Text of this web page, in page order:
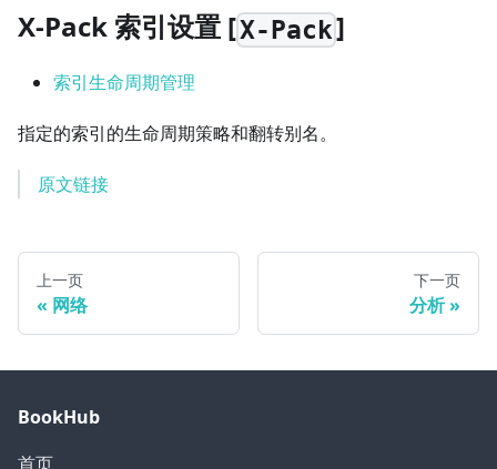
X-Pack 索引设置 [X-Pack]
索引生命周期管理
指定的索引的生命周期策略和翻转别名。
原文链接
上一页
网络
下一页
分析
BookHub
首页